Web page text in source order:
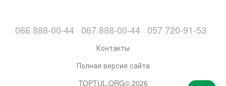
066 888-00-44 067 888-00-44 057 720-91-53
Контакты
Полная версия сайта
TOPTUL.ORG© 2026